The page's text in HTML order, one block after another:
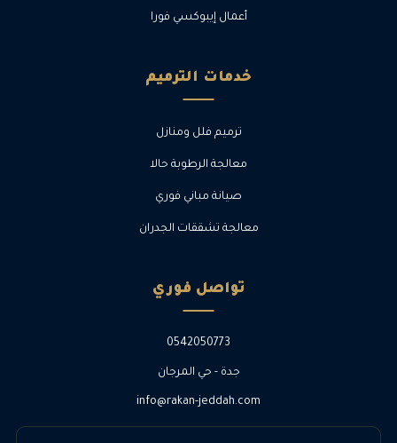
أعمال إيبوكسي فورا
خدمات الترميم
ترميم فلل ومنازل
معالجة الرطوبة حالا
صيانة مباني فوري
معالجة تشققات الجدران
تواصل فوري
0542050773
جدة - حي المرجان
info@rakan-jeddah.com